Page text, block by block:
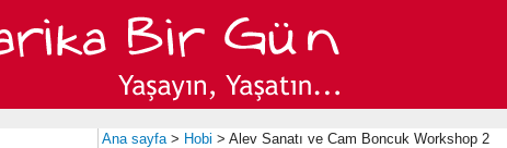
Ana sayfa> Hobi > Alev Sanatı ve Cam Boncuk Workshop 2